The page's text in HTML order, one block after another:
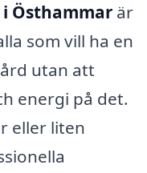
Östhammar är
som vill ha en
utan att
energi på det.
eller liten